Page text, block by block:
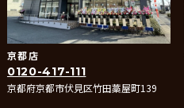
京都店
0120-417-111
京都府京都市伏見区竹田藁屋町139